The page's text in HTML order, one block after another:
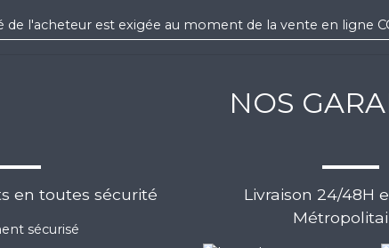
l'acheteur est exigée au moment de la vente en ligne
NOS
en toutes sécurité
Livraison 24/48H